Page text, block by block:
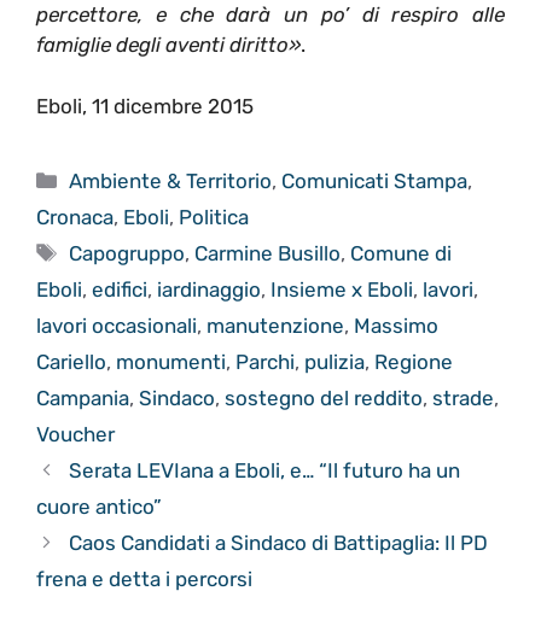
percettore, e che darà un po’ di respiro alle
famiglie degli aventi diritto».
Eboli, 11 dicembre 2015
Categorie
Ambiente & Territorio, Comunicati Stampa,
Cronaca, Eboli, Politica
Tag
Capogruppo, Carmine Busillo, Comune di
Eboli, edifici, iardinaggio, Insieme x Eboli, lavori,
lavori occasionali, manutenzione, Massimo
Cariello, monumenti, Parchi, pulizia, Regione
Campania, Sindaco, sostegno del reddito, strade,
Voucher
Serata LEVIana a Eboli, e… “Il futuro ha un
cuore antico”
Caos Candidati a Sindaco di Battipaglia: Il PD
frena e detta i percorsi